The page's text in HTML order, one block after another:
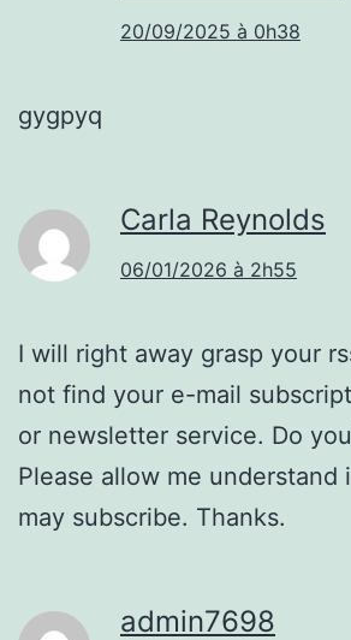
20/09/2025 à 0h38
gygpyq
Carla Reynolds
06/01/2026 à 2h55
I will right away grasp your
not find your e-mail
or newsletter service. Do
Please allow me understand
may subscribe. Thanks.
admin7698